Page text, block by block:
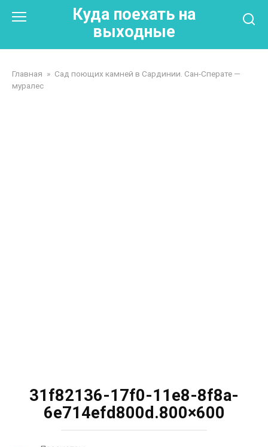
Куда поехать на
выходные
Главная » Сад поющих камней в Сардинии. Сан-Сперате —
муралес
31f82136-17f0-11e8-8f8a-
6e714efd800d.800×600